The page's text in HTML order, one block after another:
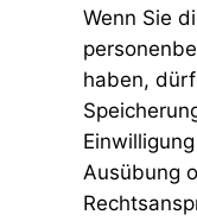
Wenn Sie
haben,
Ausübung